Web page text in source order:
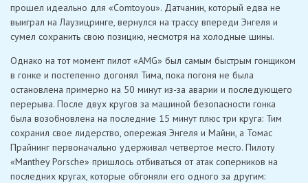
прошел идеально для «Comtoyou». Датчанин, который едва не
выиграл на Лаузицринге, вернулся на трассу впереди Энгеля и
сумел сохранить свою позицию, несмотря на холодные шины.
Однако на тот момент пилот «AMG» был самым быстрым гонщиком
в гонке и постепенно догонял Тима, пока погоня не была
остановлена ​​примерно на 50 минут из-за аварии и последующего
перерыва. После двух кругов за машиной безопасности гонка
была возобновлена ​​на последние 15 минут плюс три круга: Тим
сохранил свое лидерство, опережая Энгеля и Майни, а Томас
Прайнинг первоначально удерживал четвертое место. Пилоту
«Manthey Porsche» пришлось отбиваться от атак соперников на
последних кругах, которые обгоняли его одного за другим: